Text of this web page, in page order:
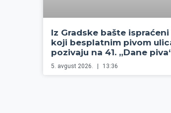
Iz Gradske bašte
koji besplatnim pivom
pozivaju na 41. „Dane
5. avgust 2026. 13:36